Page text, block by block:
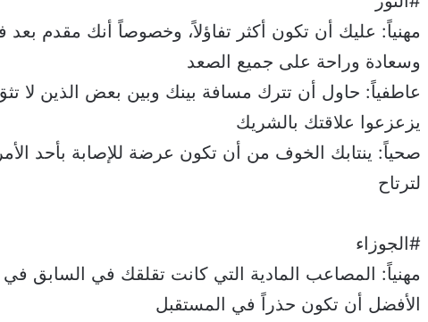
مهنياً: عليك أن تكون أكثر تفاؤلاً، وخصوصاً أنك مقدم بعد
وسعادة وراحة على جميع الصعد
عاطفياً: حاول أن تترك مسافة بينك وبين بعض الذين لا
يزعزعوا علاقتك بالشريك
صحياً: ينتابك الخوف من أن تكون عرضة للإصابة بأحد
لترتاح
#الجوزاء
مهنياً: المصاعب المادية التي كانت تقلقك في السابق في
الأفضل أن تكون حذراً في المستقبل